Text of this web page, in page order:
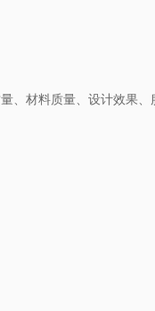
、材料质量、设计效果、